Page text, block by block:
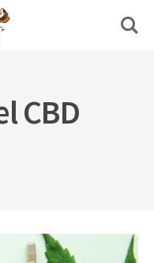
CBD